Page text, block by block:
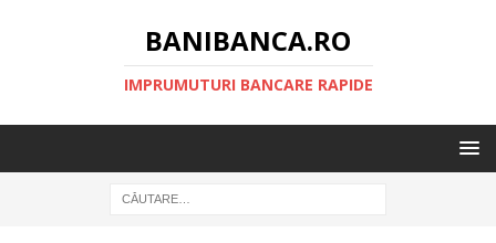
BANIBANCA.RO
IMPRUMUTURI BANCARE RAPIDE